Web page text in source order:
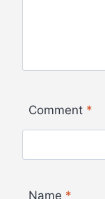
Comment *
Name *